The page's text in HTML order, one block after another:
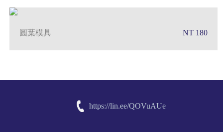
圓葉模具 NT 180
https://lin.ee/QOVuAUe